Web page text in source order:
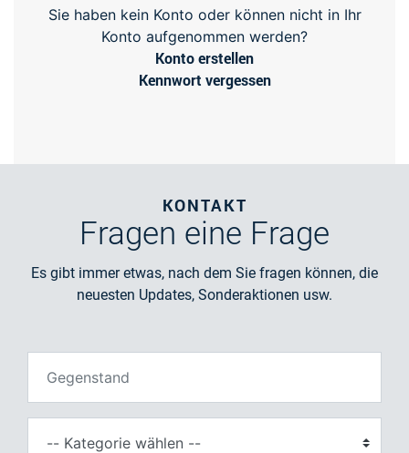
Sie haben kein Konto oder können nicht in Ihr
Konto aufgenommen werden?
Konto erstellen
Kennwort vergessen
KONTAKT
Fragen eine Frage
Es gibt immer etwas, nach dem Sie fragen können, die
neuesten Updates, Sonderaktionen usw.